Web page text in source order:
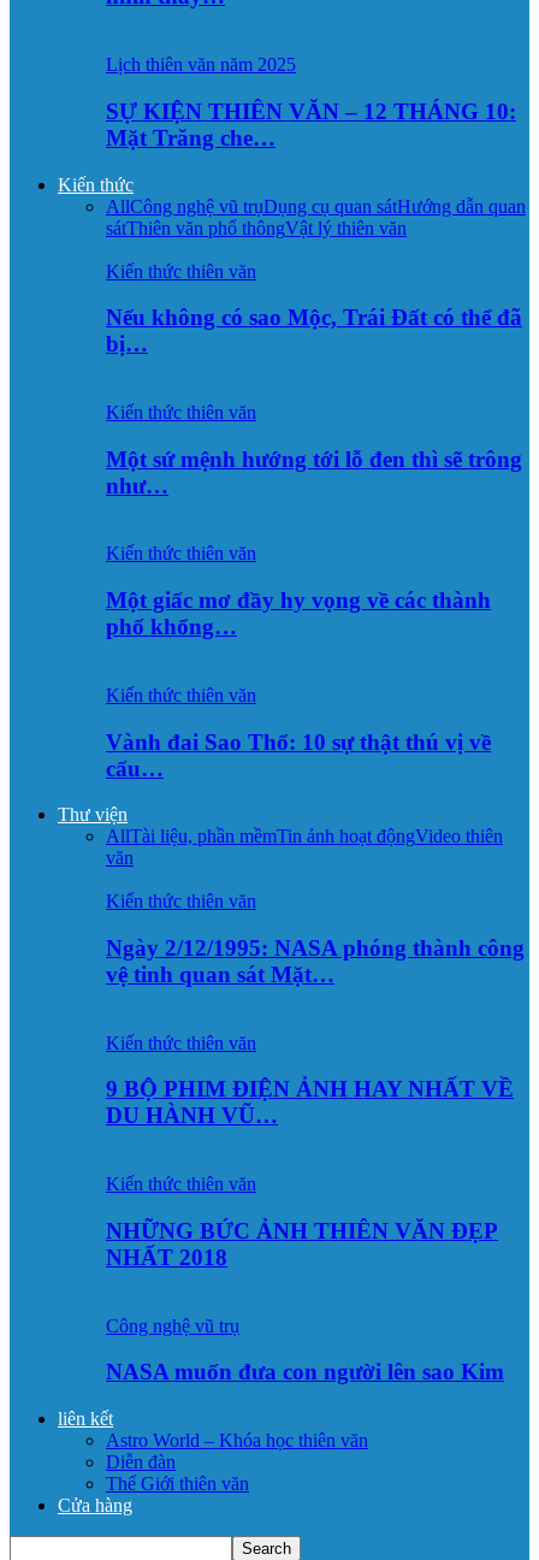
Lịch thiên văn năm 2025
SỰ KIỆN THIÊN VĂN – 12 THÁNG 10:
Mặt Trăng che…
Kiến thức
AllCông nghệ vũ trụDụng cụ quan sátHướng dẫn quan
sátThiên văn phổ thôngVật lý thiên văn
Kiến thức thiên văn
Nếu không có sao Mộc, Trái Đất có thể đã
bị…
Kiến thức thiên văn
Một sứ mệnh hướng tới lỗ đen thì sẽ trông
như…
Kiến thức thiên văn
Một giấc mơ đầy hy vọng về các thành
phố khổng…
Kiến thức thiên văn
Vành đai Sao Thổ: 10 sự thật thú vị về
cấu…
Thư viện
AllTài liệu, phần mềmTin ảnh hoạt độngVideo thiên
văn
Kiến thức thiên văn
Ngày 2/12/1995: NASA phóng thành công
vệ tinh quan sát Mặt…
Kiến thức thiên văn
9 BỘ PHIM ĐIỆN ẢNH HAY NHẤT VỀ
DU HÀNH VŨ…
Kiến thức thiên văn
NHỮNG BỨC ẢNH THIÊN VĂN ĐẸP
NHẤT 2018
Công nghệ vũ trụ
NASA muốn đưa con người lên sao Kim
liên kết
Astro World – Khóa học thiên văn
Diễn đàn
Thế Giới thiên văn
Cửa hàng